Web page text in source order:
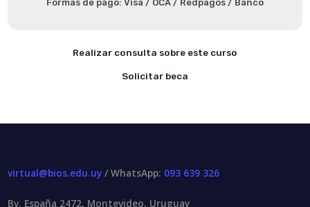
Formas de pago: Visa / OCA / Redpagos / Banco
Realizar consulta sobre este curso
Solicitar beca
virtual@bios.edu.uy / WhatsApp: 093 639 326
Bv. España 2472, Montevideo, Uruguay